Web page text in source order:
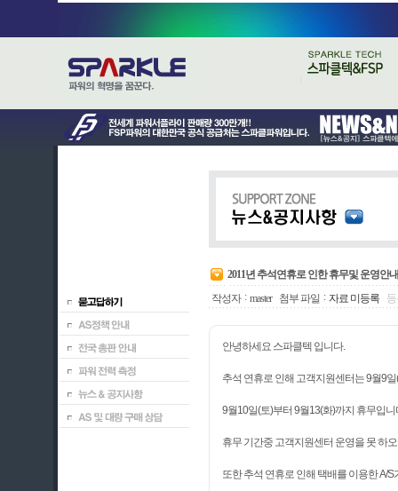
2011년 추석연휴로 인한 휴무및 운영안내
작성자 : master 첨부 파일 : 자료 미등록 등
안녕하세요 스파클텍 입니다.
추석 연휴로 인해 고객지원센터는 9월9
9월10일(토)부터 9월13(화)까지 휴무입니
휴무 기간중 고객지원센터 운영을 못 하
또한 추석 연휴로 인해 택배를 이용한 A/